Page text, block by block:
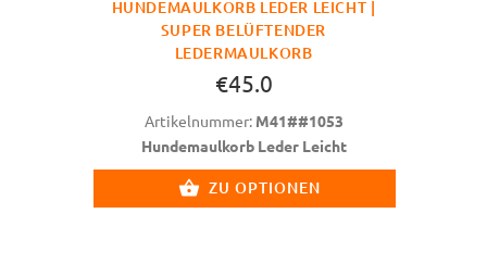
HUNDEMAULKORB LEDER LEICHT |
SUPER BELÜFTENDER
LEDERMAULKORB
€45.0
Artikelnummer: M41##1053
Hundemaulkorb Leder Leicht
ZU OPTIONEN